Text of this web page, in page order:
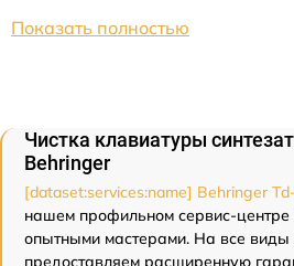
Показать полностью
Чистка клавиатуры
Behringer
[dataset:services:name] Behringer
нашем профильном сервис-
опытными мастерами. На все виды
предоставляем расширенную